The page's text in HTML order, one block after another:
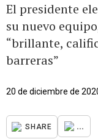
El presidente
su nuevo
“brillante,
barreras”
20 de diciembre de
SHARE ...